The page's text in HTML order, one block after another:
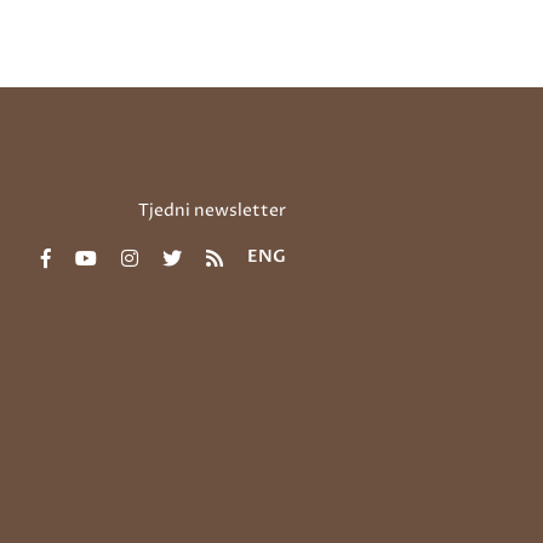
Tjedni newsletter
ENG